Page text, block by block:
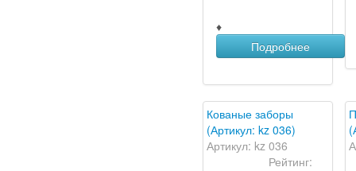
♦
Подробнее
Кованые заборы
(Артикул: kz 036)
Артикул: kz 036
Рейтинг: